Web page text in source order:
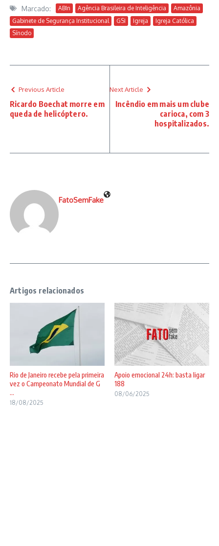
Marcado: ABIn Agência Brasileira de Inteligência
Amazônia
Gabinete de Segurança Institucional
GSI Igreja
Igreja Católica
Sínodo
Previous Article
Ricardo Boechat morre em
queda de helicóptero.
Next Article
Incêndio em mais um clube
carioca, com 3
hospitalizados.
FatoSemFake
Artigos relacionados
Rio de Janeiro recebe pela primeira
vez o Campeonato Mundial de G
...
18/08/2025
Apoio emocional 24h: basta ligar
188
08/06/2025